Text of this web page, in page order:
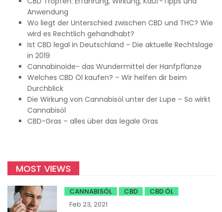
Anwendung
Wo liegt der Unterschied zwischen CBD und THC? Wie
wird es Rechtlich gehandhabt?
Ist CBD legal in Deutschland – Die aktuelle Rechtslage
in 2019
Cannabinoide- das Wundermittel der Hanfpflanze
Welches CBD Öl kaufen? – Wir helfen dir beim
Durchblick
Die Wirkung von Cannabisöl unter der Lupe – So wirkt
Cannabisöl
CBD-Gras – alles über das legale Gras
MOST VIEWS
CANNABISÖL CBD
CBD ÖL
Feb 23, 2021